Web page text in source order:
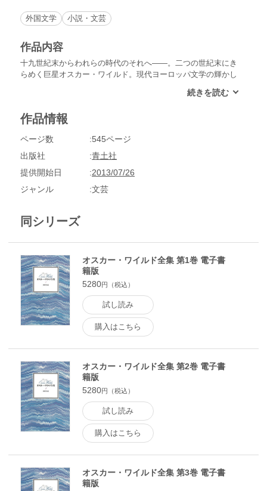
外国文学 小説・文芸
作品内容
十九世紀末からわれらの時代のそれへ――。二つの世紀末にき
らめく巨星オスカー・ワイルド。現代ヨーロッパ文学の輝かし
版オスカー・ワイルド全集。※この商品は紙の書籍のページを
んので、予めご了承ください。試し読みファイルにより、ご購
作品情報
ページ数
545ページ
出版社
青土社
提供開始日
2013/07/26
ジャンル
文芸
同シリーズ
オスカー・ワイルド全集 第1巻 電子書
籍版
5280円（税込）
試し読み
購入はこちら
オスカー・ワイルド全集 第2巻 電子書
籍版
5280円（税込）
試し読み
購入はこちら
オスカー・ワイルド全集 第3巻 電子書
籍版